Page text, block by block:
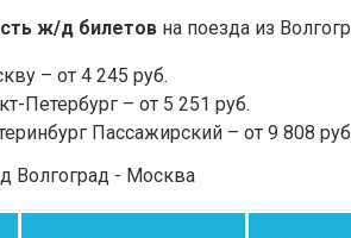
ж/д билетов на поезда из
– от 4 245 руб.
Петербург – от 5 251 руб.
Пассажирский – от 9 808
Волгоград - Москва